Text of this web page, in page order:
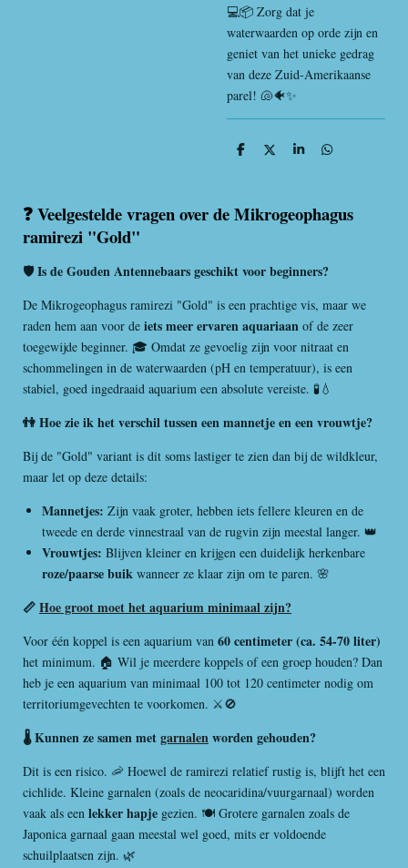
💻📦 Zorg dat je
waterwaarden op orde zijn en
geniet van het unieke gedrag
van deze Zuid-Amerikaanse
parel! 🐚🐠✨
D
n
D
S
D
❓ Veelgestelde vragen over de Mikrogeophagus
ramirezi "Gold"
🛡️ Is de Gouden Antennebaars geschikt voor beginners?
De Mikrogeophagus ramirezi "Gold" is een prachtige vis, maar we
raden hem aan voor de iets meer ervaren aquariaan of de zeer
toegewijde beginner. 🎓 Omdat ze gevoelig zijn voor nitraat en
schommelingen in de waterwaarden (pH en temperatuur), is een
stabiel, goed ingedraaid aquarium een absolute vereiste. 🧪💧
👫 Hoe zie ik het verschil tussen een mannetje en een vrouwtje?
Bij de "Gold" variant is dit soms lastiger te zien dan bij de wildkleur,
maar let op deze details:
Mannetjes: Zijn vaak groter, hebben iets fellere kleuren en de
tweede en derde vinnestraal van de rugvin zijn meestal langer. 👑
Vrouwtjes: Blijven kleiner en krijgen een duidelijk herkenbare
roze/paarse buik wanneer ze klaar zijn om te paren. 🌸
📏Hoe groot moet het aquarium minimaal zijn?
Voor één koppel is een aquarium van 60 centimeter (ca. 54-70 liter)
het minimum. 🏠 Wil je meerdere koppels of een groep houden? Dan
heb je een aquarium van minimaal 100 tot 120 centimeter nodig om
territoriumgevechten te voorkomen. ⚔️🚫
🌡️ Kunnen ze samen metgarnalenworden gehouden?
Dit is een risico. 🦐 Hoewel de ramirezi relatief rustig is, blijft het een
cichlide. Kleine garnalen (zoals de neocaridina/vuurgarnaal) worden
vaak als een lekker hapje gezien. 🍽️ Grotere garnalen zoals de
Japonica garnaal gaan meestal wel goed, mits er voldoende
schuilplaatsen zijn. 🌿